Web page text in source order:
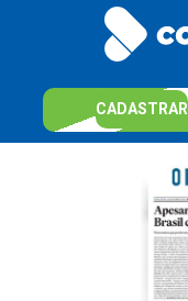
CADASTRAR